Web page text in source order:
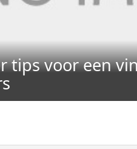
tips voor een